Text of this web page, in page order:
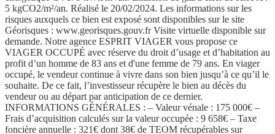
5 kgCO2/m²/an. Réalisé le 20/02/2024. Les informations sur les
risques auxquels ce bien est exposé sont disponibles sur le site
Géorisques : www.georisques.gouv.fr Visite virtuelle disponible sur
demande. Notre agence ESPRIT VIAGER vous propose ce
VIAGER OCCUPÉ avec réserve du droit d’usage et d’habitation au
profit d’un homme de 83 ans et d'une femme de 79 ans. En viager
occupé, le vendeur continue à vivre dans son bien jusqu’à ce qu’il le
souhaite. De ce fait, l’investisseur récupère le bien au décès du
vendeur ou au départ par anticipation de ce dernier.
INFORMATIONS GÉNÉRALES : – Valeur vénale : 175 000€ –
Frais d’acquisition calculés sur la valeur occupée : 9 658€ – Taxe
foncière annuelle : 321€ dont 38€ de TEOM récupérables sur